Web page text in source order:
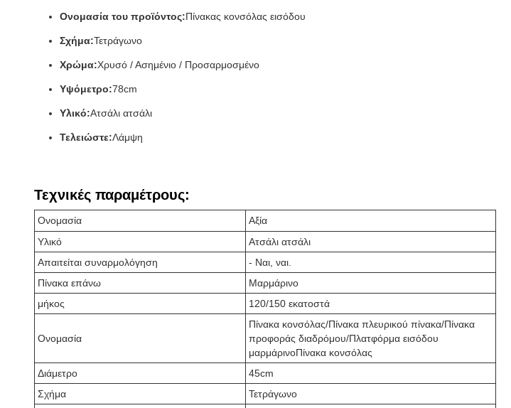
Ονομασία του προϊόντος:Πίνακας κονσόλας εισόδου
Σχήμα:Τετράγωνο
Χρώμα:Χρυσό / Ασημένιο / Προσαρμοσμένο
Υψόμετρο:78cm
Υλικό:Ατσάλι ατσάλι
Τελειώστε:Λάμψη
Τεχνικές παραμέτρους:
Ονομασία
Αξία
Υλικό
Ατσάλι ατσάλι
Απαιτείται συναρμολόγηση
- Ναι, ναι.
Πίνακα επάνω
Μαρμάρινο
μήκος
120/150 εκατοστά
Ονομασία
Πίνακα κονσόλας/Πίνακα πλευρικού πίνακα/Πίνακα
προφοράς διαδρόμου/Πλατφόρμα εισόδου
μαρμάρινοΠίνακα κονσόλας
Διάμετρο
45cm
Σχήμα
Τετράγωνο